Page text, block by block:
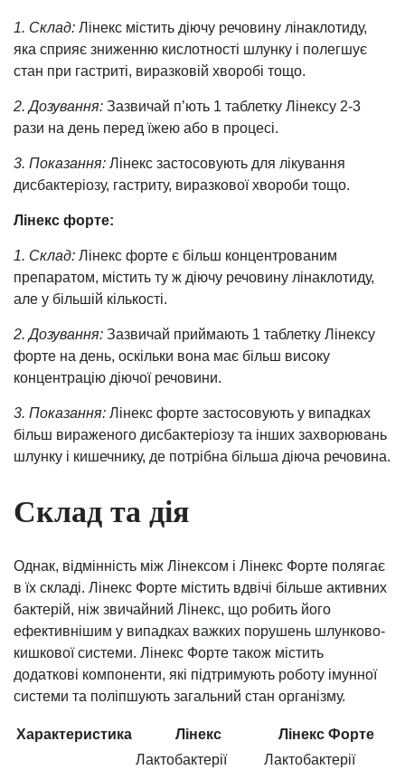
1. Склад: Лінекс містить діючу речовину лінаклотиду,
яка сприяє зниженню кислотності шлунку і полегшує
стан при гастриті, виразковій хворобі тощо.
2. Дозування: Зазвичай п’ють 1 таблетку Лінексу 2-3
рази на день перед їжею або в процесі.
3. Показання: Лінекс застосовують для лікування
дисбактеріозу, гастриту, виразкової хвороби тощо.
Лінекс форте:
1. Склад: Лінекс форте є більш концентрованим
препаратом, містить ту ж діючу речовину лінаклотиду,
але у більшій кількості.
2. Дозування: Зазвичай приймають 1 таблетку Лінексу
форте на день, оскільки вона має більш високу
концентрацію діючої речовини.
3. Показання: Лінекс форте застосовують у випадках
більш вираженого дисбактеріозу та інших захворювань
шлунку і кишечнику, де потрібна більша діюча речовина.
Склад та дія
Однак, відмінність між Лінексом і Лінекс Форте полягає
в їх складі. Лінекс Форте містить вдвічі більше активних
бактерій, ніж звичайний Лінекс, що робить його
ефективнішим у випадках важких порушень шлунково-
кишкової системи. Лінекс Форте також містить
додаткові компоненти, які підтримують роботу імунної
системи та поліпшують загальний стан організму.
Характеристика Лінекс Лінекс Форте
Лактобактерії
Лактобактерії